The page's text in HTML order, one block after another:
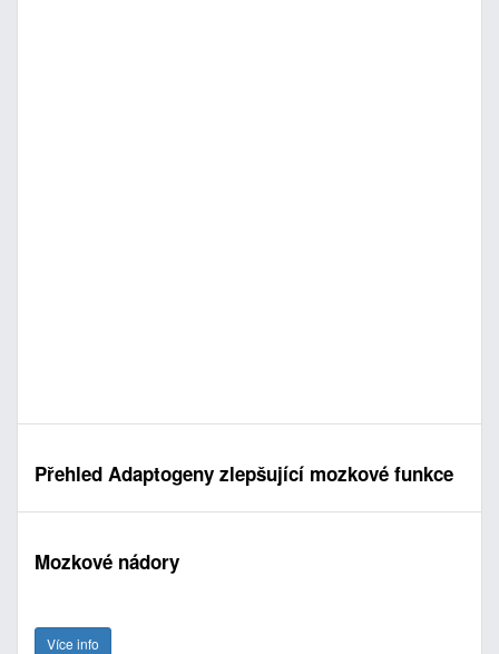
Přehled Adaptogeny zlepšující mozkové funkce
Mozkové nádory
Více info